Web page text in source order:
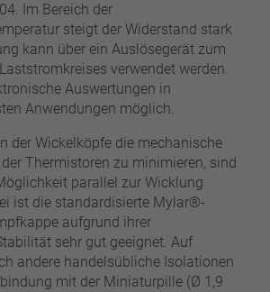
Im Bereich der
steigt der Widerstand stark
kann über ein Auslösegerät zum
verwendet werden.
Auswertungen in
Anwendungen möglich.
der Wickelköpfe die mechanische
Thermistoren zu minimieren, sind
parallel zur Wicklung
ist die standardisierte Mylar®-
aufgrund ihrer
sehr gut geeignet. Auf
andere handelsübliche Isolationen
mit der Miniaturpille (Ø 1,9